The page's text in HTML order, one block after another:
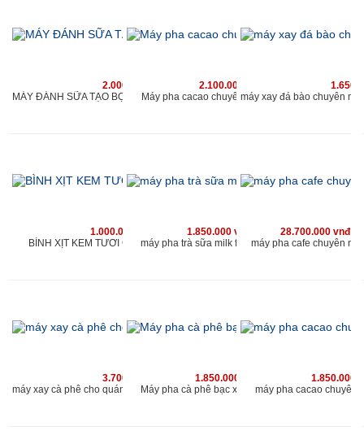
2.000.000 vnđ
MÁY ĐÁNH SỮA TẠO BỌT CHUYÊN NGHIỆP KAHCHAN
2.100.000 vnđ
Máy pha cacao chuyên nghiệp cho quán
1.000.000 vnđ
BÌNH XỊT KEM TƯƠI CAO CẤP KAHCHAN
1.850.000 vnđ
máy pha trà sữa milk foam kahchan
28.700.000 vnđ
máy pha cafe chuyên
3.700.000 vnđ
1.850.000 vnđ
Máy pha cà phê bạc xỉu chuyên nghiệp
1.850.000
máy pha cacao chuyên